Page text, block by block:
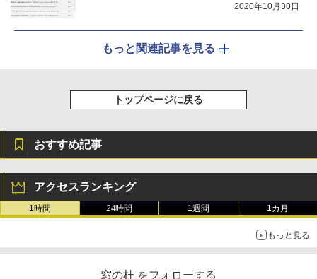
2020年10月30日
もっと関連記事を見る
トップページに戻る
おすすめ記事
アクセスランキング
1時間 24時間 1週間 1カ月
もっと見る
窓の杜 をフォローする